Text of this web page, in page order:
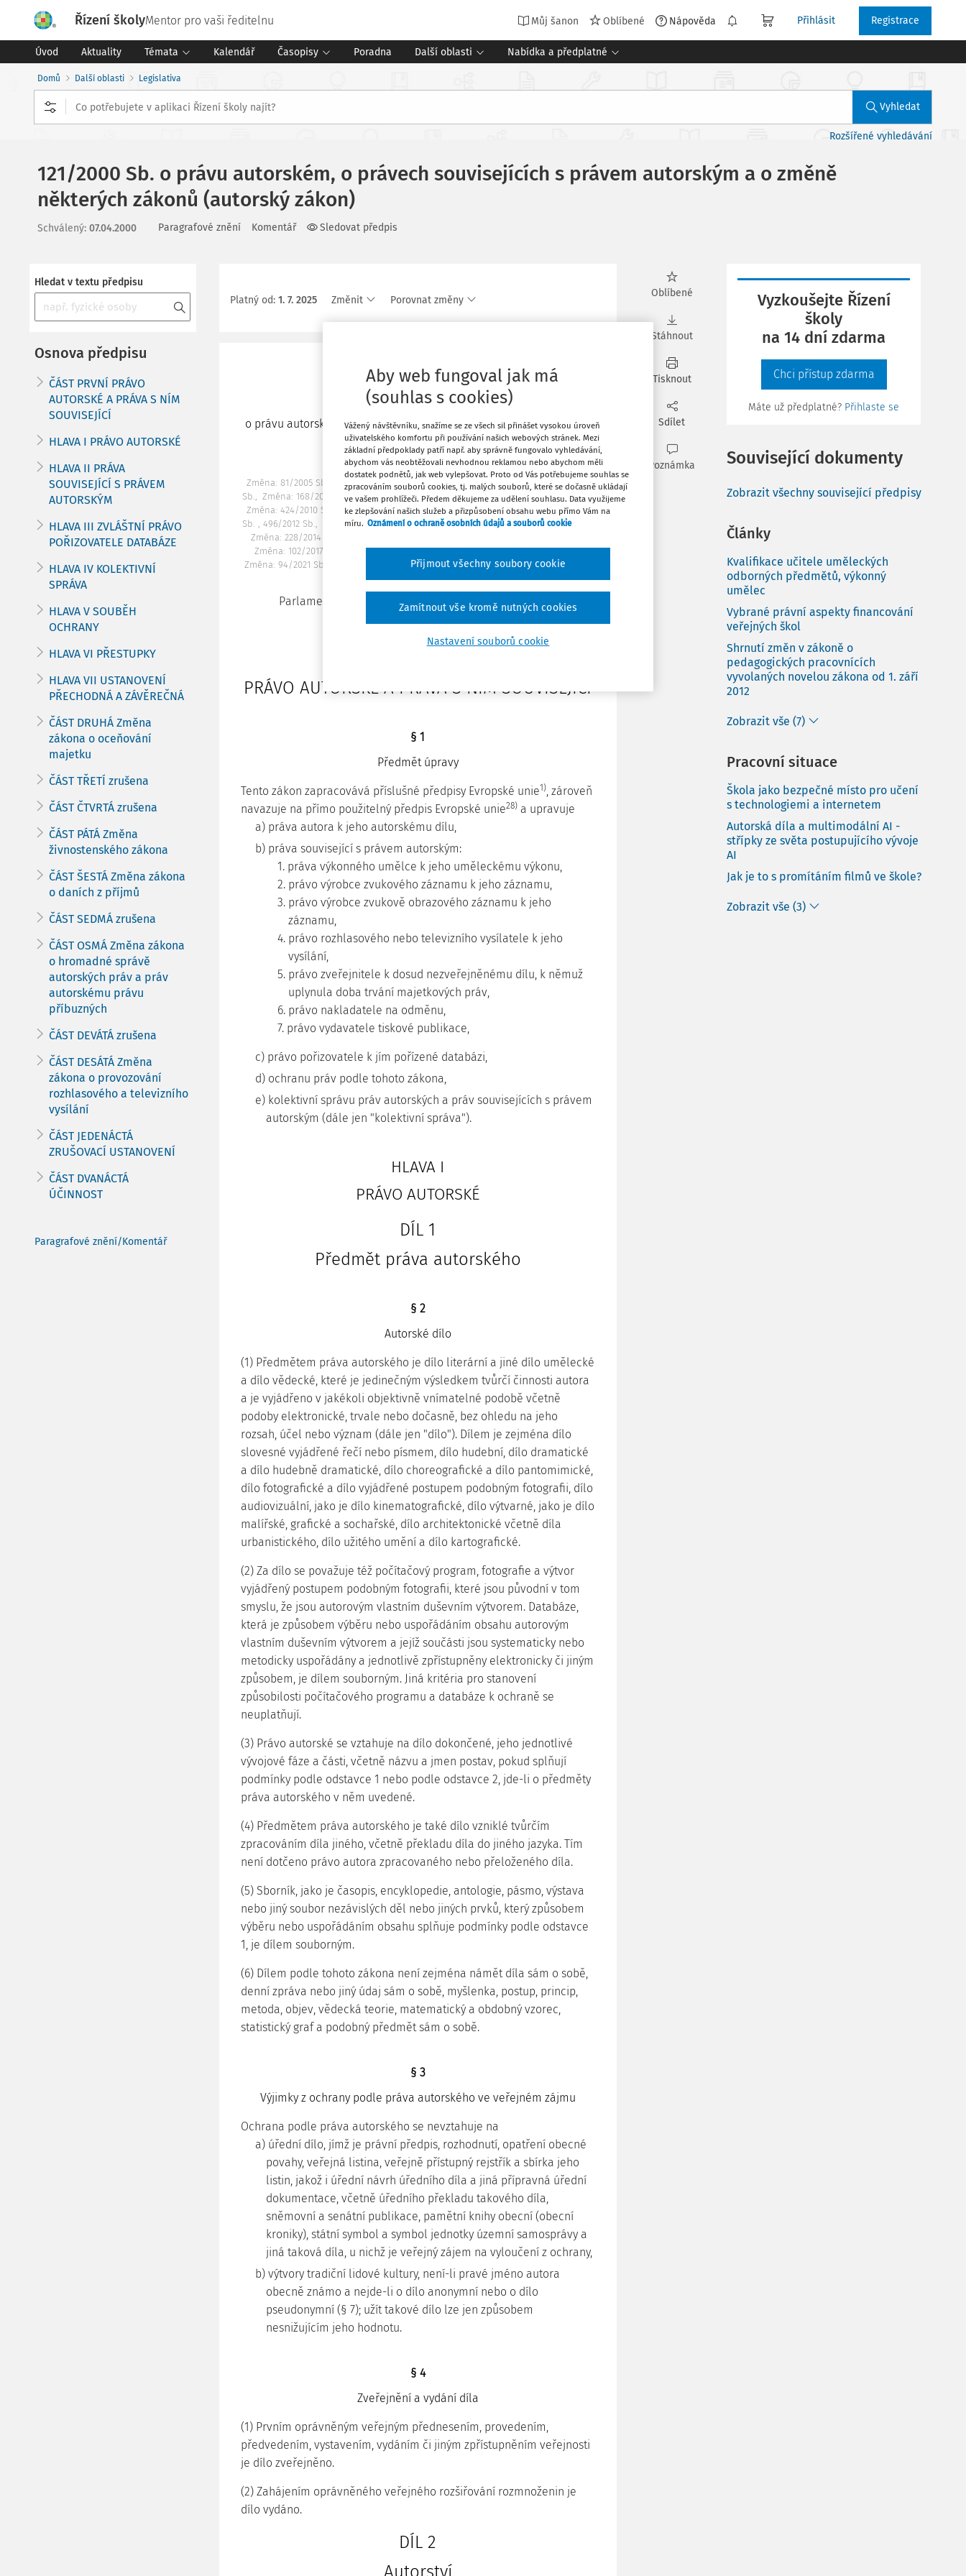
Řízení školyMentor pro vaši ředitelnu Můj šanon Oblíbené Nápověda Přihlásit Registrace
Úvod Aktuality Témata Kalendář Časopisy Poradna Další oblasti Nabídka a předplatné
Domů Další oblasti Legislativa
Vyhledat
Rozšířené vyhledávání
121/2000 Sb. o právu autorském, o právech souvisejících s právem autorským a o změně
některých zákonů (autorský zákon)
Schválený: 07.04.2000 Paragrafové znění Komentář Sledovat předpis
Hledat v textu předpisu
Osnova předpisu
ČÁST PRVNÍ PRÁVO
AUTORSKÉ A PRÁVA S NÍM
SOUVISEJÍCÍ
HLAVA I PRÁVO AUTORSKÉ
HLAVA II PRÁVA
SOUVISEJÍCÍ S PRÁVEM
AUTORSKÝM
HLAVA III ZVLÁŠTNÍ PRÁVO
POŘIZOVATELE DATABÁZE
HLAVA IV KOLEKTIVNÍ
SPRÁVA
HLAVA V SOUBĚH
OCHRANY
HLAVA VI PŘESTUPKY
HLAVA VII USTANOVENÍ
PŘECHODNÁ A ZÁVĚREČNÁ
ČÁST DRUHÁ Změna
zákona o oceňování
majetku
ČÁST TŘETÍ zrušena
ČÁST ČTVRTÁ zrušena
ČÁST PÁTÁ Změna
živnostenského zákona
ČÁST ŠESTÁ Změna zákona
o daních z příjmů
ČÁST SEDMÁ zrušena
ČÁST OSMÁ Změna zákona
o hromadné správě
autorských práv a práv
autorskému právu
příbuzných
ČÁST DEVÁTÁ zrušena
ČÁST DESÁTÁ Změna
zákona o provozování
rozhlasového a televizního
vysílání
ČÁST JEDENÁCTÁ
ZRUŠOVACÍ USTANOVENÍ
ČÁST DVANÁCTÁ
ÚČINNOST
Paragrafové znění/Komentář
Platný od: 1. 7. 2025 Změnit Porovnat změny
121/2000 Sb.
ZÁKON
o právu autorském, o právech souvisejících s právem autorským a o
změně některých zákonů
(autorský zákon)
Změna: 81/2005 Sb. Změna: 61/2006 Sb. Změna: 216/2006 Sb.
Změna: 186/2006
Sb.
Změna: 168/2008 Sb. Změna: 41/2009 Sb.
Změna: 227/2009 Sb., 153/2010 Sb.
Změna: 424/2010 Sb.
Změna: 420/2011 Sb. Změna: 375/2011 Sb.
Změna: 18/2012
Sb. , 496/2012 Sb.
Změna: 156/2013 Sb. Změna: 303/2013 Sb.
Změna: 64/2014 Sb.
Změna: 228/2014 Sb.
Změna: 102/2017 Sb.
Změna: 250/2016 Sb., 183/2017 Sb.
Změna: 50/2019 Sb.
Změna: 94/2021 Sb.
Změna: 429/2022 Sb. Změna: 277/2019 Sb.
Změna: 480/2024
Sb.
Změna: 218/2025 Sb.
Parlament se usnesl na tomto zákoně České republiky:
PRÁVO AUTORSKÉ A PRÁVA S NÍM SOUVISEJÍCÍ
§ 1
Předmět úpravy
Tento zákon zapracovává příslušné předpisy Evropské unie1), zároveň
navazuje na přímo použitelný předpis Evropské unie28)a upravuje
a) práva autora k jeho autorskému dílu,
b) práva související s právem autorským:
1. práva výkonného umělce k jeho uměleckému výkonu,
2. právo výrobce zvukového záznamu k jeho záznamu,
3. právo výrobce zvukově obrazového záznamu k jeho
záznamu,
4. právo rozhlasového nebo televizního vysílatele k jeho
vysílání,
5. právo zveřejnitele k dosud nezveřejněnému dílu, k němuž
uplynula doba trvání majetkových práv,
6. právo nakladatele na odměnu,
7. právo vydavatele tiskové publikace,
c) právo pořizovatele k jím pořízené databázi,
d) ochranu práv podle tohoto zákona,
e) kolektivní správu práv autorských a práv souvisejících s právem
autorským (dále jen "kolektivní správa").
HLAVA I
PRÁVO AUTORSKÉ
DÍL 1
Předmět práva autorského
§ 2
Autorské dílo
(1) Předmětem práva autorského je dílo literární a jiné dílo umělecké
a dílo vědecké, které je jedinečným výsledkem tvůrčí činnosti autora
a je vyjádřeno v jakékoli objektivně vnímatelné podobě včetně
podoby elektronické, trvale nebo dočasně, bez ohledu na jeho
rozsah, účel nebo význam (dále jen "dílo"). Dílem je zejména dílo
slovesné vyjádřené řečí nebo písmem, dílo hudební, dílo dramatické
a dílo hudebně dramatické, dílo choreografické a dílo pantomimické,
dílo fotografické a dílo vyjádřené postupem podobným fotografii, dílo
audiovizuální, jako je dílo kinematografické, dílo výtvarné, jako je dílo
malířské, grafické a sochařské, dílo architektonické včetně díla
urbanistického, dílo užitého umění a dílo kartografické.
(2) Za dílo se považuje též počítačový program, fotografie a výtvor
vyjádřený postupem podobným fotografii, které jsou původní v tom
smyslu, že jsou autorovým vlastním duševním výtvorem. Databáze,
která je způsobem výběru nebo uspořádáním obsahu autorovým
vlastním duševním výtvorem a jejíž součásti jsou systematicky nebo
metodicky uspořádány a jednotlivě zpřístupněny elektronicky či jiným
způsobem, je dílem souborným. Jiná kritéria pro stanovení
způsobilosti počítačového programu a databáze k ochraně se
neuplatňují.
(3) Právo autorské se vztahuje na dílo dokončené, jeho jednotlivé
vývojové fáze a části, včetně názvu a jmen postav, pokud splňují
podmínky podle odstavce 1 nebo podle odstavce 2, jde-li o předměty
práva autorského v něm uvedené.
(4) Předmětem práva autorského je také dílo vzniklé tvůrčím
zpracováním díla jiného, včetně překladu díla do jiného jazyka. Tím
není dotčeno právo autora zpracovaného nebo přeloženého díla.
(5) Sborník, jako je časopis, encyklopedie, antologie, pásmo, výstava
nebo jiný soubor nezávislých děl nebo jiných prvků, který způsobem
výběru nebo uspořádáním obsahu splňuje podmínky podle odstavce
1, je dílem souborným.
(6) Dílem podle tohoto zákona není zejména námět díla sám o sobě,
denní zpráva nebo jiný údaj sám o sobě, myšlenka, postup, princip,
metoda, objev, vědecká teorie, matematický a obdobný vzorec,
statistický graf a podobný předmět sám o sobě.
§ 3
Výjimky z ochrany podle práva autorského ve veřejném zájmu
Ochrana podle práva autorského se nevztahuje na
a) úřední dílo, jímž je právní předpis, rozhodnutí, opatření obecné
povahy, veřejná listina, veřejně přístupný rejstřík a sbírka jeho
listin, jakož i úřední návrh úředního díla a jiná přípravná úřední
dokumentace, včetně úředního překladu takového díla,
sněmovní a senátní publikace, pamětní knihy obecní (obecní
kroniky), státní symbol a symbol jednotky územní samosprávy a
jiná taková díla, u nichž je veřejný zájem na vyloučení z ochrany,
b) výtvory tradiční lidové kultury, není-li pravé jméno autora
obecně známo a nejde-li o dílo anonymní nebo o dílo
pseudonymní (§ 7); užít takové dílo lze jen způsobem
nesnižujícím jeho hodnotu.
§ 4
Zveřejnění a vydání díla
(1) Prvním oprávněným veřejným přednesením, provedením,
předvedením, vystavením, vydáním či jiným zpřístupněním veřejnosti
je dílo zveřejněno.
(2) Zahájením oprávněného veřejného rozšiřování rozmnoženin je
dílo vydáno.
DÍL 2
Autorství
Oblíbené
Stáhnout
Tisknout
Sdílet
Poznámka
Vyzkoušejte Řízení
školy
na 14 dní zdarma
Chci přístup zdarma
Máte už předplatné? Přihlaste se
Související dokumenty
Zobrazit všechny související předpisy
Články
Kvalifikace učitele uměleckých
odborných předmětů, výkonný
umělec
Vybrané právní aspekty financování
veřejných škol
Shrnutí změn v zákoně o
pedagogických pracovnících
vyvolaných novelou zákona od 1. září
2012
Zobrazit vše (7)
Pracovní situace
Škola jako bezpečné místo pro učení
s technologiemi a internetem
Autorská díla a multimodální AI -
střípky ze světa postupujícího vývoje
AI
Jak je to s promítáním filmů ve škole?
Zobrazit vše (3)
Aby web fungoval jak má
(souhlas s cookies)
Vážený návštěvníku, snažíme se ze všech sil přinášet vysokou úroveň
uživatelského komfortu při používání našich webových stránek. Mezi
základní předpoklady patří např. aby správně fungovalo vyhledávání,
abychom vás neobtěžovali nevhodnou reklamou nebo abychom měli
dostatek podnětů, jak web vylepšovat. Proto od Vás potřebujeme souhlas se
zpracováním souborů cookies, tj. malých souborů, které se dočasně ukládají
ve vašem prohlížeči. Předem děkujeme za udělení souhlasu. Data využijeme
ke zlepšování našich služeb a přizpůsobení obsahu webu přímo Vám na
míru. Oznámení o ochraně osobních údajů a souborů cookie
Nastavení souborů cookie
Zamítnout vše kromě nutných cookies
Přijmout všechny soubory cookie